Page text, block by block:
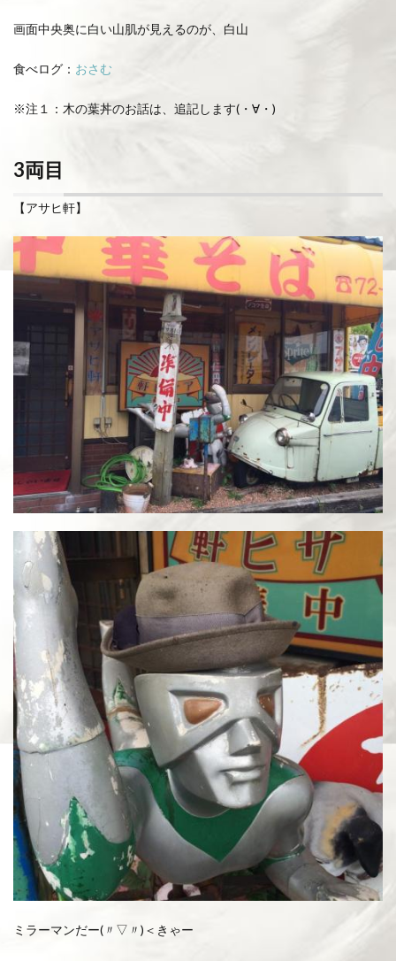
画面中央奥に白い山肌が見えるのが、白山
食べログ： おさむ
※注１：木の葉丼のお話は、追記します(・∀・)
3両目
【アサヒ軒】
ミラーマンだー(〃▽〃)＜きゃー